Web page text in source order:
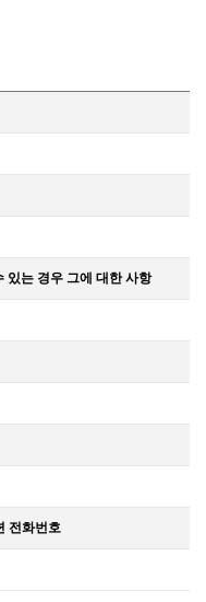
있는 경우 그에 대한 사항
전화번호